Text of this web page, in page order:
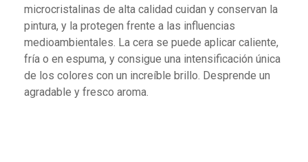
microcristalinas de alta calidad cuidan y conservan la
pintura, y la protegen frente a las influencias
medioambientales. La cera se puede aplicar caliente,
fría o en espuma, y consigue una intensificación única
de los colores con un increíble brillo. Desprende un
agradable y fresco aroma.